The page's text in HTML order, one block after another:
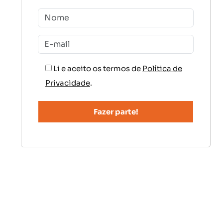
Li e aceito os termos de Política de
Privacidade.